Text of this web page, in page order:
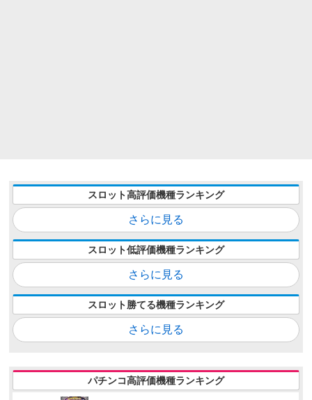
スロット高評価機種ランキング
さらに見る
スロット低評価機種ランキング
さらに見る
スロット勝てる機種ランキング
さらに見る
パチンコ高評価機種ランキング